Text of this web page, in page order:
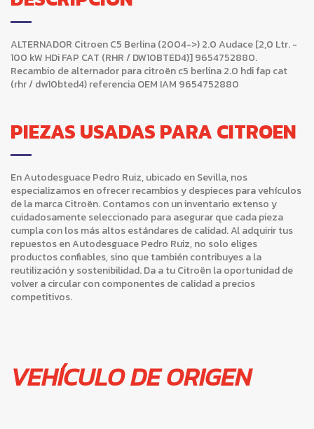
ALTERNADOR Citroen C5 Berlina (2004->) 2.0 Audace [2,0 Ltr. -
100 kW HDi FAP CAT (RHR / DW10BTED4)] 9654752880.
Recambio de alternador para citroën c5 berlina 2.0 hdi fap cat
(rhr / dw10bted4) referencia OEM IAM 9654752880
PIEZAS USADAS PARA CITROEN
En Autodesguace Pedro Ruiz, ubicado en Sevilla, nos
especializamos en ofrecer recambios y despieces para vehículos
de la marca Citroën. Contamos con un inventario extenso y
cuidadosamente seleccionado para asegurar que cada pieza
cumpla con los más altos estándares de calidad. Al adquirir tus
repuestos en Autodesguace Pedro Ruiz, no solo eliges
productos confiables, sino que también contribuyes a la
reutilización y sostenibilidad. Da a tu Citroën la oportunidad de
volver a circular con componentes de calidad a precios
competitivos.
VEHÍCULO DE ORIGEN